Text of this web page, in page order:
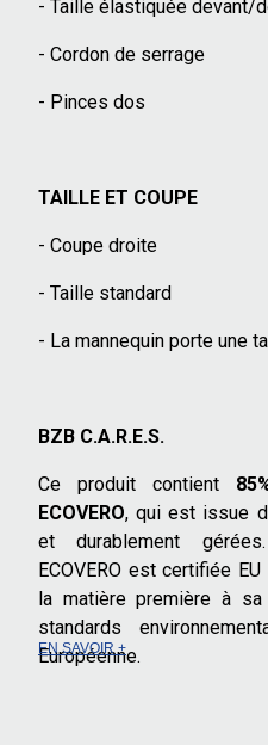
- Taille élastiquée devant/
- Cordon de serrage
- Pinces dos
TAILLE ET COUPE
- Coupe droite
- Taille standard
- La mannequin porte une
BZB C.A.R.E.S.
Ce produit contient
ECOVERO, qui est issue
et durablement
ECOVERO est certifiée
la matière première à sa
standards
Européenne.
EN SAVOIR +